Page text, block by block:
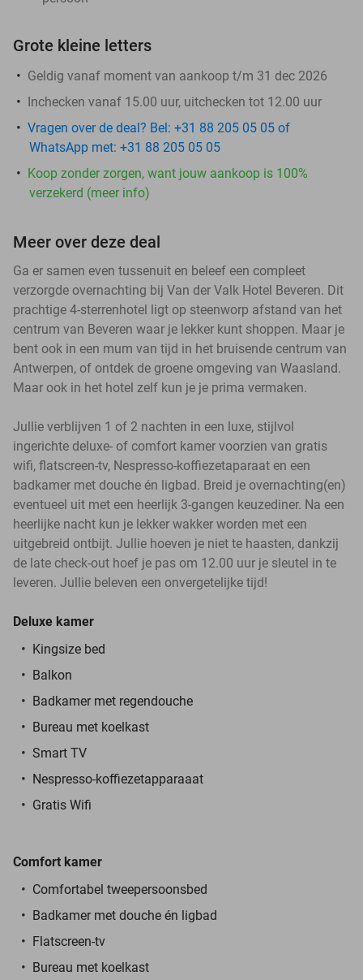
Grote kleine letters
Geldig vanaf moment van aankoop t/m 31 dec 2026
Inchecken vanaf 15.00 uur, uitchecken tot 12.00 uur
Vragen over de deal? Bel: +31 88 205 05 05 of
WhatsApp met: +31 88 205 05 05
Koop zonder zorgen, want jouw aankoop is 100%
verzekerd (meer info)
Meer over deze deal
Ga er samen even tussenuit en beleef een compleet
verzorgde overnachting bij Van der Valk Hotel Beveren. Dit
prachtige 4-sterrenhotel ligt op steenworp afstand van het
centrum van Beveren waar je lekker kunt shoppen. Maar je
bent ook in een mum van tijd in het bruisende centrum van
Antwerpen, of ontdek de groene omgeving van Waasland.
Maar ook in het hotel zelf kun je je prima vermaken.
Jullie verblijven 1 of 2 nachten in een luxe, stijlvol
ingerichte deluxe- of comfort kamer voorzien van gratis
wifi, flatscreen-tv, Nespresso-koffiezetaparaat en een
badkamer met douche én ligbad. Breid je overnachting(en)
eventueel uit met een heerlijk 3-gangen keuzediner. Na een
heerlijke nacht kun je lekker wakker worden met een
uitgebreid ontbijt. Jullie hoeven je niet te haasten, dankzij
de late check-out hoef je pas om 12.00 uur je sleutel in te
leveren. Jullie beleven een onvergetelijke tijd!
Deluxe kamer
Kingsize bed
Balkon
Badkamer met regendouche
Bureau met koelkast
Smart TV
Nespresso-koffiezetapparaaat
Gratis Wifi
Comfort kamer
Comfortabel tweepersoonsbed
Badkamer met douche én ligbad
Flatscreen-tv
Bureau met koelkast